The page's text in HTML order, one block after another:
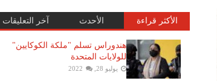
الأكثر قراءة الأحدث آخر التعليقات
هندوراس تسلم "ملكة الكوكايين"
للولايات المتحدة
يوليو 28, 2022